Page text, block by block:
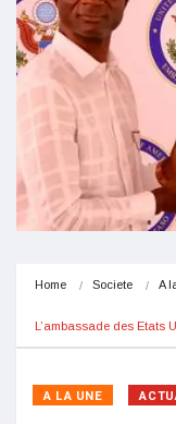
Home Societe A
L’ambassade des Etats
A LA UNE